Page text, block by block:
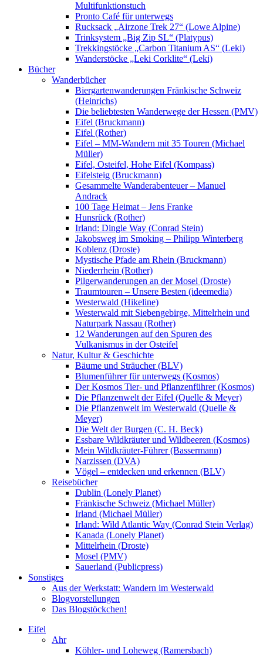
Multifunktionstuch
Pronto Café für unterwegs
Rucksack „Airzone Trek 27“ (Lowe Alpine)
Trinksystem „Big Zip SL“ (Platypus)
Trekkingstöcke „Carbon Titanium AS“ (Leki)
Wanderstöcke „Leki Corklite“ (Leki)
Bücher
Wanderbücher
Biergartenwanderungen Fränkische Schweiz
(Heinrichs)
Die beliebtesten Wanderwege der Hessen (PMV)
Eifel (Bruckmann)
Eifel (Rother)
Eifel – MM-Wandern mit 35 Touren (Michael
Müller)
Eifel, Osteifel, Hohe Eifel (Kompass)
Eifelsteig (Bruckmann)
Gesammelte Wanderabenteuer – Manuel
Andrack
100 Tage Heimat – Jens Franke
Hunsrück (Rother)
Irland: Dingle Way (Conrad Stein)
Jakobsweg im Smoking – Philipp Winterberg
Koblenz (Droste)
Mystische Pfade am Rhein (Bruckmann)
Niederrhein (Rother)
Pilgerwanderungen an der Mosel (Droste)
Traumtouren – Unsere Besten (ideemedia)
Westerwald (Hikeline)
Westerwald mit Siebengebirge, Mittelrhein und
Naturpark Nassau (Rother)
12 Wanderungen auf den Spuren des
Vulkanismus in der Osteifel
Natur, Kultur & Geschichte
Bäume und Sträucher (BLV)
Blumenführer für unterwegs (Kosmos)
Der Kosmos Tier- und Pflanzenführer (Kosmos)
Die Pflanzenwelt der Eifel (Quelle & Meyer)
Die Pflanzenwelt im Westerwald (Quelle &
Meyer)
Die Welt der Burgen (C. H. Beck)
Essbare Wildkräuter und Wildbeeren (Kosmos)
Mein Wildkräuter-Führer (Bassermann)
Narzissen (DVA)
Vögel – entdecken und erkennen (BLV)
Reisebücher
Dublin (Lonely Planet)
Fränkische Schweiz (Michael Müller)
Irland (Michael Müller)
Irland: Wild Atlantic Way (Conrad Stein Verlag)
Kanada (Lonely Planet)
Mittelrhein (Droste)
Mosel (PMV)
Sauerland (Publicpress)
Sonstiges
Aus der Werkstatt: Wandern im Westerwald
Blogvorstellungen
Das Blogstöckchen!
Eifel
Ahr
Köhler- und Loheweg (Ramersbach)